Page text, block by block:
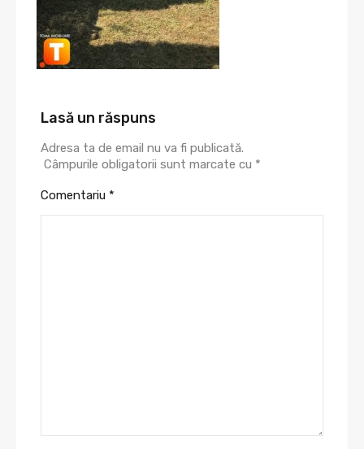
Lasă un răspuns
Adresa ta de email nu va fi publicată.
Câmpurile obligatorii sunt marcate cu *
Comentariu *